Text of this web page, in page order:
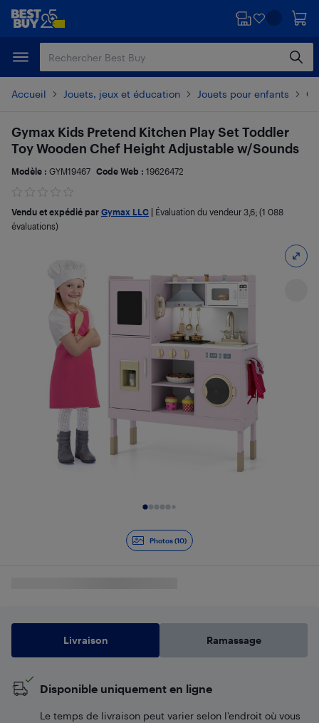
Passer
principal
Passer
Accueil Jouets, jeux et éducation Jouets pour enfants
Photos (10)
Gymax Kids Pretend Kitchen Play Set Toddler
Toy Wooden Chef Height Adjustable w/Sounds
Modèle : GYM19467 Code Web : 19626472
Vendu et expédié par Gymax LLC Évaluation du vendeur 3,6; (1 088
évaluations)
Livraison Ramassage
Disponible uniquement en ligne
Le temps de livraison peut varier selon l'endroit où vous